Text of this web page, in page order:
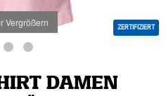
Vergrößern ZERTIFIZIERT
DAMEN